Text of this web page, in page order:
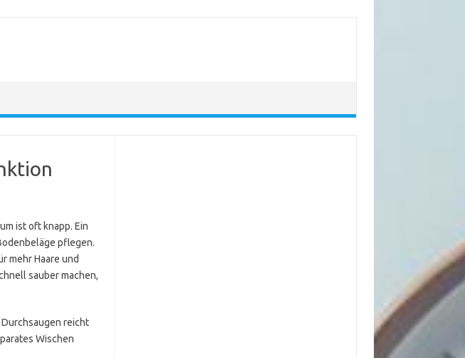
ist oft knapp. Ein
pflegen.
mehr Haare und
sauber machen,
reicht
Wischen